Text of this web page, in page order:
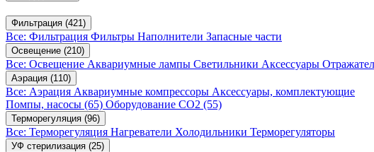
Фильтрация (421)
Все: Фильтрация Фильтры Наполнители Запасные части
Освещение (210)
Все: Освещение Аквариумные лампы Светильники Аксессуары
Аэрация (110)
Все: Аэрация Аквариумные компрессоры Аксессуары, комплектующие
Помпы, насосы (65) Оборудование CO2 (55)
Терморегуляция (96)
Все: Терморегуляция Нагреватели Холодильники Терморегуляторы
УФ стерилизация (25)